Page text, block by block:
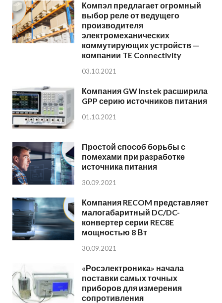
Компэл предлагает огромный
выбор реле от ведущего
производителя
электромеханических
коммутирующих устройств —
компании TE Connectivity
03.10.2021
Компания GW Instek расширила
GPP серию источников питания
01.10.2021
Простой способ борьбы с
помехами при разработке
источника питания
30.09.2021
Компания RECOM представляет
малогабаритный DC/DC-
конвертер серии REC8E
мощностью 8 Вт
30.09.2021
«Росэлектроника» начала
поставки самых точных
приборов для измерения
сопротивления